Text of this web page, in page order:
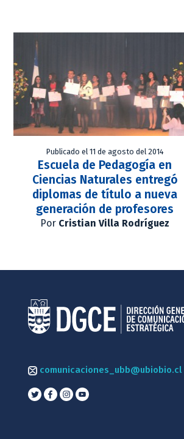
Publicado el 11 de agosto del 2014
Escuela de Pedagogía en
Ciencias Naturales entregó
diplomas de título a nueva
generación de profesores
Por Cristian Villa Rodríguez
comunicaciones_ubb@ubiobio.cl